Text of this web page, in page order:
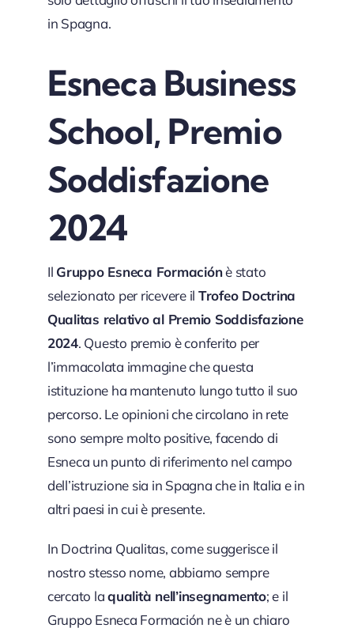
in Spagna.
Esneca Business
School, Premio
Soddisfazione
2024
Il Gruppo Esneca Formaciónè stato
selezionato per ricevere il Trofeo Doctrina
Qualitas relativo al Premio Soddisfazione
2024. Questo premio è conferito per
l’immacolata immagine che questa
istituzione ha mantenuto lungo tutto il suo
percorso. Le opinioni che circolano in rete
sono sempre molto positive, facendo di
Esneca un punto di riferimento nel campo
dell’istruzione sia in Spagna che in Italia e in
altri paesi in cui è presente.
In Doctrina Qualitas, come suggerisce il
nostro stesso nome, abbiamo sempre
cercato laqualità nell’insegnamento; e il
Gruppo Esneca Formación ne è un chiaro